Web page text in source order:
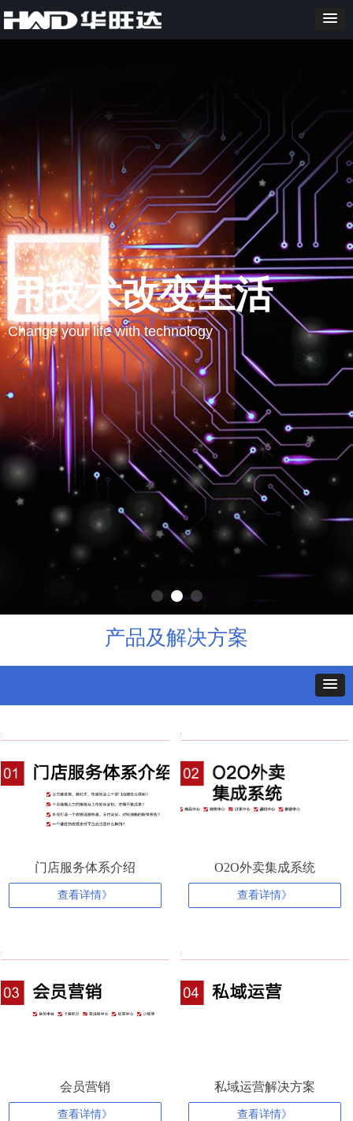
用技术改变生活
Change your life with technology
产品及解决方案
门店服务体系介绍
查看详情》
O2O外卖集成系统
查看详情》
会员营销
查看详情》
私域运营解决方案
查看详情》